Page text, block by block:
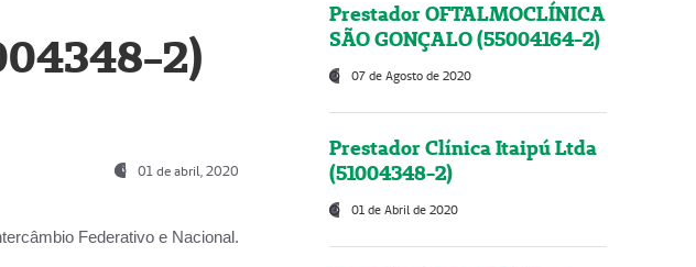
2)
01 de abril, 2020
Federativo e Nacional.
Prestador OFTALMOCLÍNICA
SÃO GONÇALO (55004164-2)
07 de Agosto de 2020
Prestador Clínica Itaipú Ltda
(51004348-2)
01 de Abril de 2020